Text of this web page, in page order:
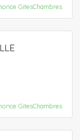
GitesChambres
GitesChambres